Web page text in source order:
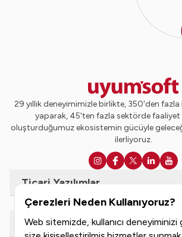
Çerezleri Neden Kullanıyoruz?
Web sitemizde, kullanıcı deneyiminizi
29 yıllık deneyimimizle birlikte, 350'den
yaparak, 45'ten fazla sektörde
oluşturduğumuz ekosistemin gücüyle
ilerliyoruz.
Ticari Yazılımlar
e-Dönüşüm Hizmetleri